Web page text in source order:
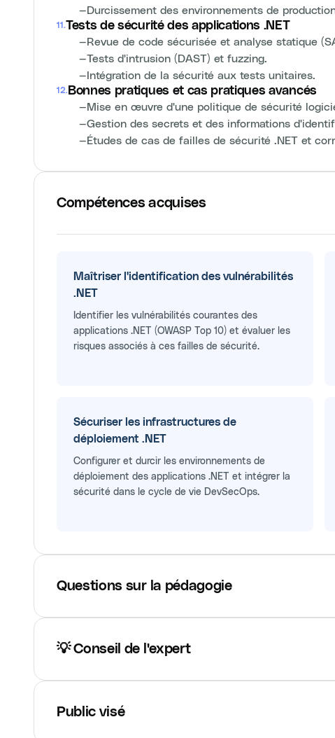
—Durcissement des environnements de
11 .Tests de sécurité des applications .NET
—Revue de code sécurisée et analyse statique
—Tests d'intrusion (DAST) et fuzzing.
—Intégration de la sécurité aux tests unitaires.
12. Bonnes pratiques et cas pratiques avancés
—Mise en œuvre d'une politique de sécurité
—Gestion des secrets et des informations
—Études de cas de failles de sécurité .NET et
Compétences acquises
Maîtriser l'identification des vulnérabilités
.NET
Identifier les vulnérabilités courantes des
applications .NET (OWASP Top 10) et évaluer les
risques associés à ces failles de sécurité.
Sécuriser les infrastructures de
déploiement .NET
Configurer et durcir les environnements de
déploiement des applications .NET et intégrer la
sécurité dans le cycle de vie DevSecOps.
Questions sur la pédagogie
💡 Conseil de l'expert
Public visé